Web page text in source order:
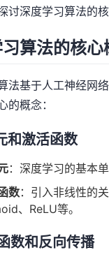
讨深度学习算法的
算法的核心
法基于人工神经网
的概念：
和激活函数
：深度学习的基本
数：引入非线性的
、ReLU等。
数和反向传播